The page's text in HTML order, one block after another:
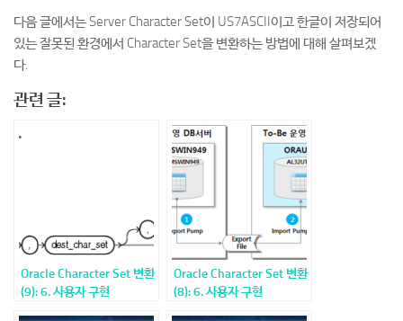
다음 글에서는 Server Character Set이 US7ASCII이고 한글이 저장되어
있는 잘못된 환경에서 Character Set을 변환하는 방법에 대해 살펴보겠
다.
관련 글:
Oracle Character Set 변환
(9): 6. 사용자 구현
Oracle Character Set 변환
(8): 6. 사용자 구현